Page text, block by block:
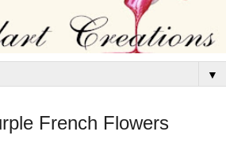
▼
French Flowers